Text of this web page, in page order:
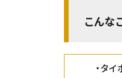
こんな
・タ